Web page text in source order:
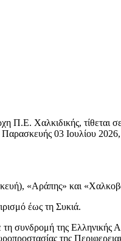
Π.Ε. Χαλκιδικής,
03 Ιουλίου
«Αράπης» και
έως τη Συκιά.
συνδρομή της Ελληνικής
της